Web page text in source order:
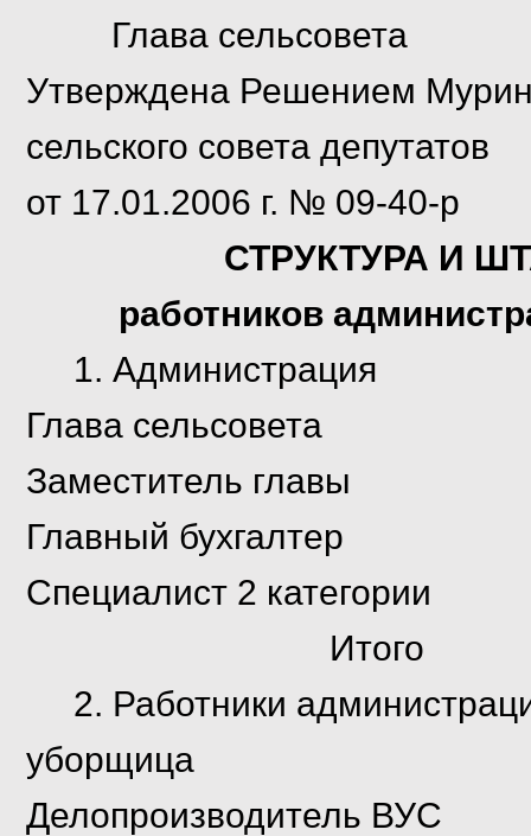
Глава
Утверждена Решением
сельского совета депутатов
от 17.01.2006 г. № 09-40-р
СТРУКТУРА И
работников
1. Администрация
Глава
Заместитель
Главный
Специалист 2
2. Работники
уборщица